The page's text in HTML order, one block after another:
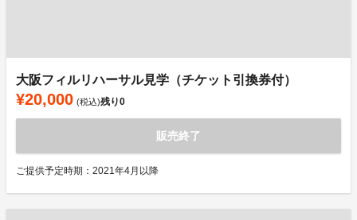
大阪フィルリハーサル見学（チケット引換券付）
¥20,000 (税込)残り0
販売終了
ご提供予定時期：2021年4月以降